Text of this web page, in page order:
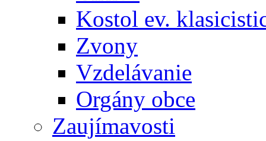
Kostol ev.
Zvony
Vzdelávanie
Orgány obce
Zaujímavosti